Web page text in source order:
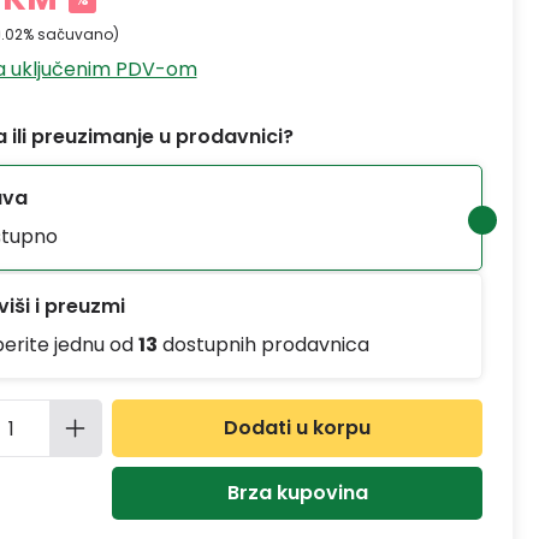
sačuvano)
uključenim PDV-om
ili preuzimanje u prodavnici?
i preuzmi
jednu od13 dostupnih prodavnica
proizvoda: Unesite željenu
Dodati u korpu
Brza kupovina